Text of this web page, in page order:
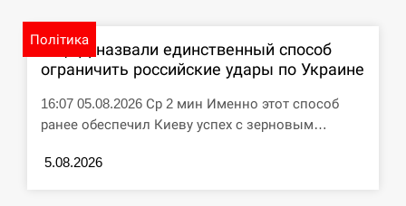
11:53
Под огнем “Эпицентр”, ROZETKA и “Новая
СЕРПЕНЬ
Політика
В ЦПД назвали единственный способ
ограничить российские удары по Украине
16:07 05.08.2026 Ср 2 мин Именно этот способ
ранее обеспечил Киеву успех с зерновым…
5.08.2026